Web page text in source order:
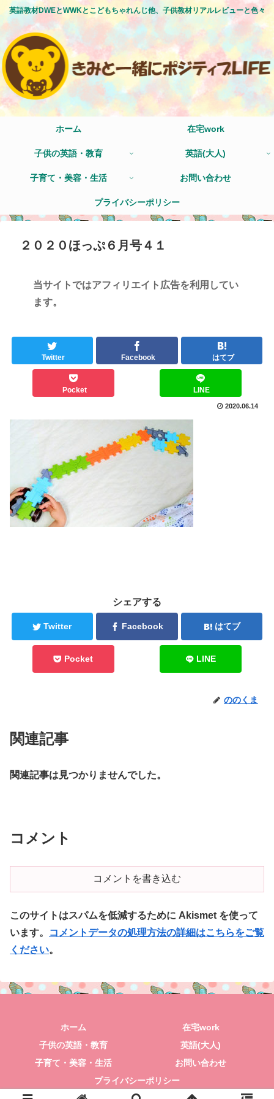
英語教材DWEとWWKとこどもちゃれんじ他、子供教材リアルレビューと色々
ホーム 在宅work
子供の英語・教育 英語(大人)
子育て・美容・生活 お問い合わせ
プライバシーポリシー
２０２０ほっぷ６月号４１
当サイトではアフィリエイト広告を利用してい
ます。
Twitter Facebook はてブ
Pocket LINE
2020.06.14
シェアする
Twitter Facebook はてブ
Pocket LINE
ののくま
関連記事
関連記事は見つかりませんでした。
コメント
コメントを書き込む
このサイトはスパムを低減するために Akismet を使って
います。
コメントデータの処理方法の詳細はこちらをご覧
ください。
ホーム
在宅work
子供の英語・教育
英語(大人)
子育て・美容・生活
お問い合わせ
プライバシーポリシー